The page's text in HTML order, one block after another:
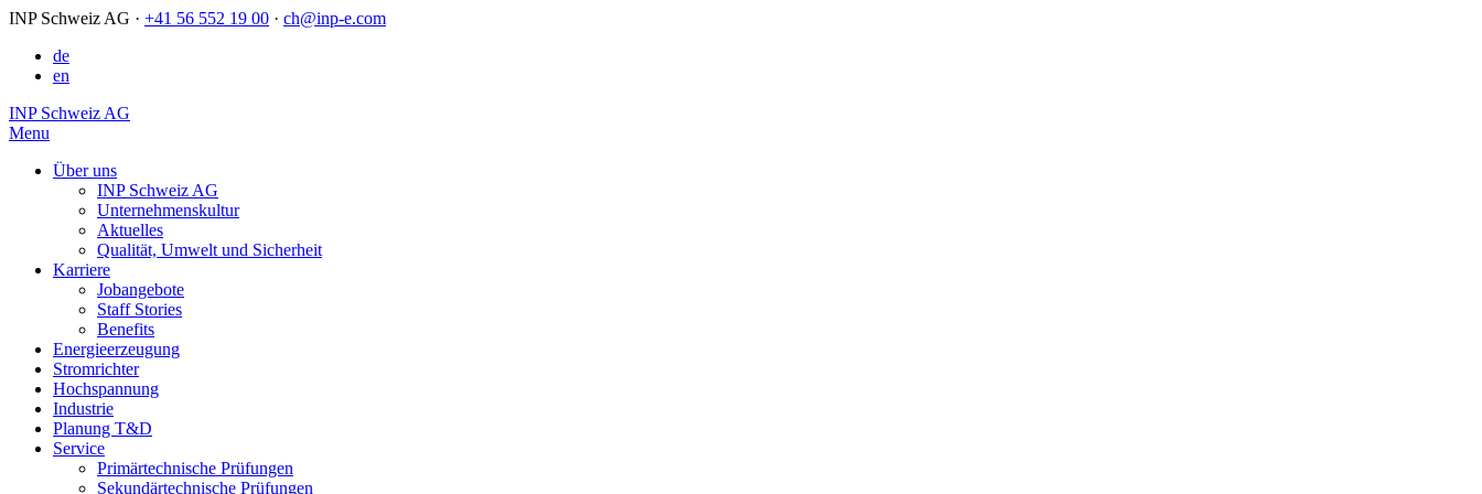
INP Schweiz AG · +41 56 552 19 00 · ch@inp-e.com
de
en
INP Schweiz AG
Menu
Über uns
INP Schweiz AG
Unternehmenskultur
Aktuelles
Qualität, Umwelt und Sicherheit
Karriere
Jobangebote
Staff Stories
Benefits
Energieerzeugung
Stromrichter
Hochspannung
Industrie
Planung T&D
Service
Primärtechnische Prüfungen
Sekundärtechnische Prüfungen